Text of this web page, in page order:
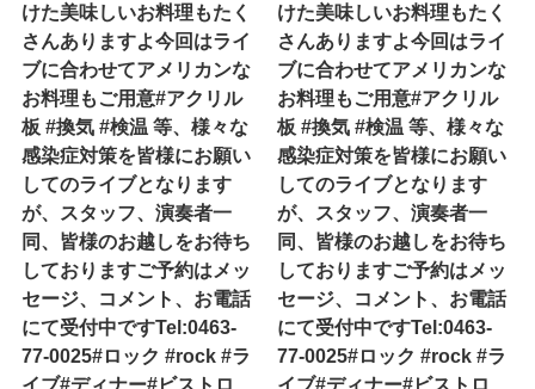
けた美味しいお料理もたく
さんありますよ今回はライ
ブに合わせてアメリカンな
お料理もご用意#アクリル
板 #換気 #検温 等、様々な
感染症対策を皆様にお願い
してのライブとなります
が、スタッフ、演奏者一
同、皆様のお越しをお待ち
しておりますご予約はメッ
セージ、コメント、お電話
にて受付中ですTel:0463-
77-0025#ロック #rock #ラ
イブ#ディナー#ビストロ
けた美味しいお料理もたく
さんありますよ今回はライ
ブに合わせてアメリカンな
お料理もご用意#アクリル
板 #換気 #検温 等、様々な
感染症対策を皆様にお願い
してのライブとなります
が、スタッフ、演奏者一
同、皆様のお越しをお待ち
しておりますご予約はメッ
セージ、コメント、お電話
にて受付中ですTel:0463-
77-0025#ロック #rock #ラ
イブ#ディナー#ビストロ